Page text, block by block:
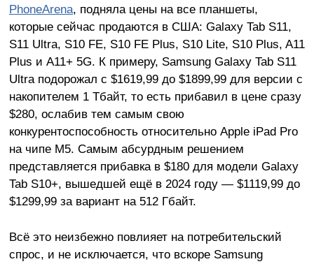
PhoneArena, подняла цены на все планшеты,
которые сейчас продаются в США: Galaxy Tab S11,
S11 Ultra, S10 FE, S10 FE Plus, S10 Lite, S10 Plus, A11
Plus и A11+ 5G. К примеру, Samsung Galaxy Tab S11
Ultra подорожал с $1619,99 до $1899,99 для версии с
накопителем 1 Тбайт, то есть прибавил в цене сразу
$280, ослабив тем самым свою
конкурентоспособность относительно Apple iPad Pro
на чипе M5. Самым абсурдным решением
представляется прибавка в $180 для модели Galaxy
Tab S10+, вышедшей ещё в 2024 году — $1119,99 до
$1299,99 за вариант на 512 Гбайт.
Всё это неизбежно повлияет на потребительский
спрос, и не исключается, что вскоре Samsung